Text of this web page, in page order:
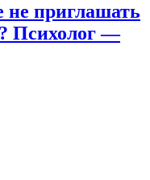
приглашать
Психолог —